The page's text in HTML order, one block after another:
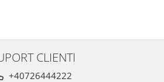
CLIENTI
+40726444222